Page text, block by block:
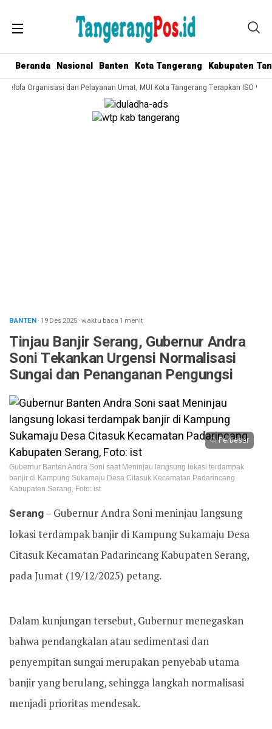
Beranda Nasional Banten Kota Tangerang Kabupaten
Organisasi dan Pelayanan Umat, MUI Kota Tangerang Terapkan ISO
BANTEN· 19 Des 2025·waktu baca 1 menit
Tinjau Banjir Serang, Gubernur Andra
Soni Tekankan Urgensi Normalisasi
Sungai dan Penanganan Pengungsi
Perbesar
Gubernur Banten Andra Soni saat Meninjau langsung lokasi terdampak
banjir di Kampung Sukamaju Desa Citasuk Kecamatan Padarincang
Kabupaten Serang, Foto: ist
Serang– ​Gubernur Andra Soni meninjau langsung
lokasi terdampak banjir di Kampung Sukamaju Desa
Citasuk Kecamatan Padarincang Kabupaten Serang,
pada Jumat (19/12/2025) petang.
Dalam kunjungan tersebut, Gubernur menegaskan
bahwa pendangkalan atau sedimentasi dan
penyempitan sungai merupakan penyebab utama
banjir yang berulang, sehingga langkah normalisasi
menjadi prioritas mendesak.